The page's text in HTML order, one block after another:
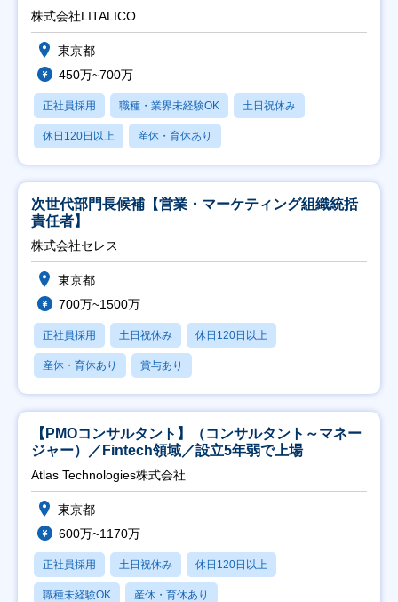
株式会社LITALICO
東京都
450万~700万
正社員採用 職種・業界未経験OK 土日祝休み
休日120日以上 産休・育休あり
次世代部門長候補【営業・マーケティング組織統括
責任者】
株式会社セレス
東京都
700万~1500万
正社員採用 土日祝休み 休日120日以上
産休・育休あり 賞与あり
【PMOコンサルタント】（コンサルタント～マネー
ジャー）／Fintech領域／設立5年弱で上場
Atlas Technologies株式会社
東京都
600万~1170万
正社員採用 土日祝休み 休日120日以上
職種未経験OK 産休・育休あり